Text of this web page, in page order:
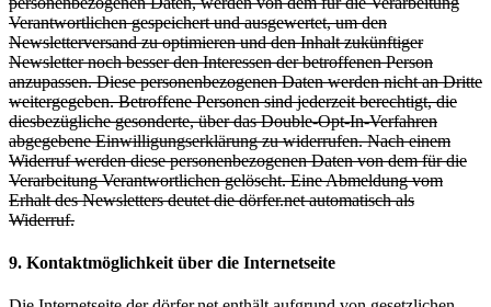
Verantwortlichen gespeichert und ausgewertet, um den
Newsletterversand zu optimieren und den Inhalt zukünftiger
Newsletter noch besser den Interessen der betroffenen Person
anzupassen. Diese personenbezogenen Daten werden nicht an Dritte
weitergegeben. Betroffene Personen sind jederzeit berechtigt, die
diesbezügliche gesonderte, über das Double-Opt-In-Verfahren
abgegebene Einwilligungserklärung zu widerrufen. Nach einem
Widerruf werden diese personenbezogenen Daten von dem für die
Verarbeitung Verantwortlichen gelöscht. Eine Abmeldung vom
Erhalt des Newsletters deutet die dörfer.net automatisch als
Widerruf.
9. Kontaktmöglichkeit über die Internetseite